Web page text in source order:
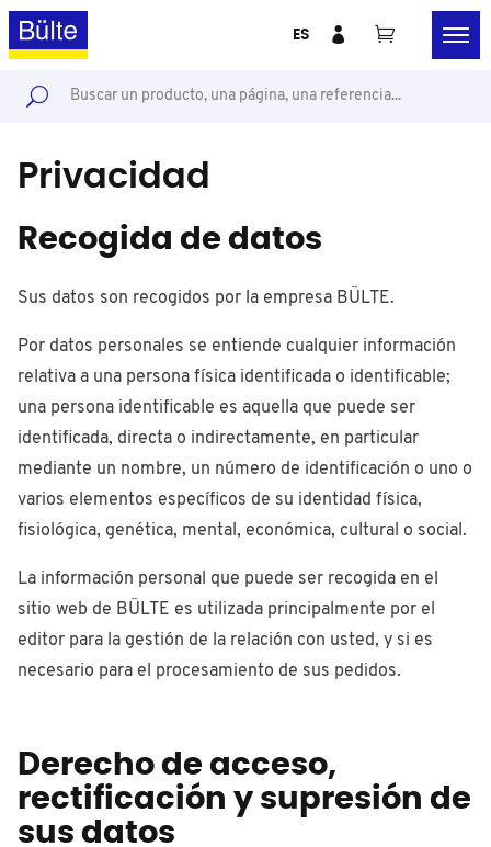
ES
Privacidad
Recogida de datos
Sus datos son recogidos por la empresa BÜLTE.
Por datos personales se entiende cualquier información
relativa a una persona física identificada o identificable;
una persona identificable es aquella que puede ser
identificada, directa o indirectamente, en particular
mediante un nombre, un número de identificación o uno o
varios elementos específicos de su identidad física,
fisiológica, genética, mental, económica, cultural o social.
La información personal que puede ser recogida en el
sitio web de BÜLTE es utilizada principalmente por el
editor para la gestión de la relación con usted, y si es
necesario para el procesamiento de sus pedidos.
Derecho de acceso,
rectificación y supresión de
sus datos